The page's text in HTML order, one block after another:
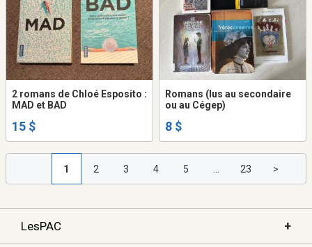
2 romans de Chloé Esposito :
MAD et BAD
15 $
Romans (lus au secondaire
ou au Cégep)
8 $
1 2 3 4 5 23 >
LesPAC +